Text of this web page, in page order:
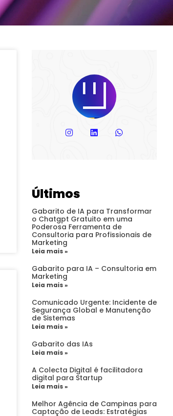
Últimos
Gabarito de IA para Transformar
o Chatgpt Gratuito em uma
Poderosa Ferramenta de
Consultoria para Profissionais de
Marketing
Leia mais »
Gabarito para IA – Consultoria em
Marketing
Leia mais »
Comunicado Urgente: Incidente de
Segurança Global e Manutenção
de Sistemas
Leia mais »
Gabarito das IAs
Leia mais »
A Colecta Digital é facilitadora
digital para Startup
Leia mais »
Melhor Agência de Campinas para
Captação de Leads: Estratégias